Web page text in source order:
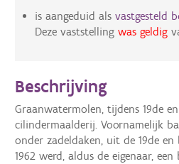
is aangeduid als vastgesteld
Deze vaststelling was geldig
Beschrijving
Graanwatermolen, tijdens 19de
cilindermaalderij. Voornamelijk
onder zadeldaken, uit de 19de
1962 werd, aldus de eigenaar,